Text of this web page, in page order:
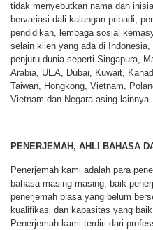
tidak menyebutkan nama dan
bervariasi dali kalangan pribadi,
pendidikan, lembaga sosial
selain klien yang ada di
penjuru dunia seperti Singapura,
Arabia, UEA, Dubai, Kuwait,
Taiwan, Hongkong, Vietnam,
Vietnam dan Negara asing lainnya.
PENERJEMAH, AHLI BAHASA
Penerjemah kami adalah para
bahasa masing-masing, baik
penerjemah biasa yang belum
kualifikasi dan kapasitas yang
Penerjemah kami terdiri dari